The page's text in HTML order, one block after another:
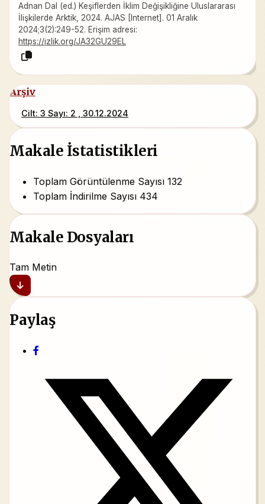
Adnan Dal (ed.) Keşiflerden İklim Değişikliğine Uluslararası
İlişkilerde Arktik, 2024. AJAS [Internet]. 01 Aralık
2024;3(2):249-52. Erişim adresi:
https://izlik.org/JA32GU29EL
Arşiv
Cilt: 3 Sayı: 2 , 30.12.2024
Makale İstatistikleri
Toplam Görüntülenme Sayısı 132
Toplam İndirilme Sayısı 434
Makale Dosyaları
Tam Metin
Paylaş